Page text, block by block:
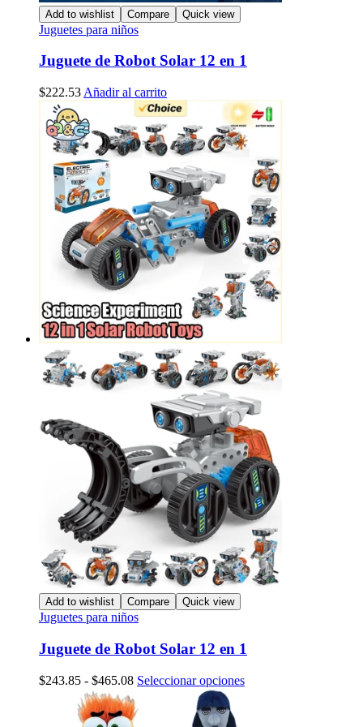
Add to wishlist Compare Quick view
Juguetes para niños
Juguete de Robot Solar 12 en 1
$222.53 Añadir al carrito
Add to wishlist Compare Quick view
Juguetes para niños
Juguete de Robot Solar 12 en 1
$243.85 - $465.08Rango
precios:
desde
Seleccionar opcionesEste